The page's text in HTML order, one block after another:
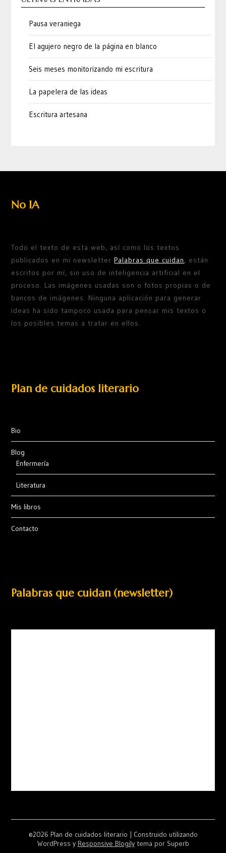
Pausa veraniega
El agujero negro de la página en blanco
Seis meses monitorizando mi escritura
La papelera de las ideas
Escritura artesana
No IA
Todo el texto de esta web, así como los textos
publicados en mi newsletterPalabras que cuidan, están
escritos por mí, sin uso de inteligencia artificial en el
proceso. Las imágenes usadas son o fotos propias o de
bancos de imágenes. Ninguna aplicación para generar
ideas ha sido tampoco usada para pensar mis textos o
los posibles temas a tratar en ellos.
Plan de cuidados literario
Bio
Blog
Enfermería
Literatura
Mis libros
Contacto
Palabras que cuidan (newsletter)
©2026 Plan de cuidados literario | Construido utilizando
WordPress y Responsive Blogilytema por Superb